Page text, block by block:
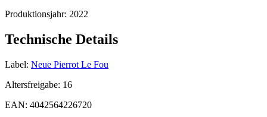
Produktionsjahr: 2022
Technische Details
Label: Neue Pierrot Le Fou
Altersfreigabe: 16
EAN: 4042564226720